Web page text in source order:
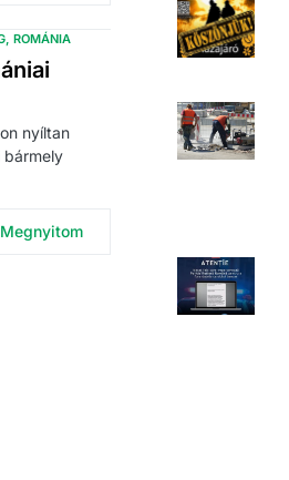
ROMÁNIA
nyíltan
bármely
Megnyitom